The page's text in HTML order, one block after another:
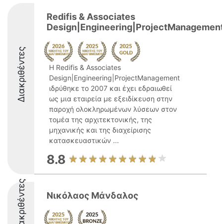
Διακριθέντες
Redifis & Associates
Η Redifis & Associates
Design|Engineering|ProjectManagement
ιδρύθηκε το 2007 και έχει εδραιωθεί
ως μια εταιρεία με εξειδίκευση στην
παροχή ολοκληρωμένων λύσεων στον
τομέα της αρχιτεκτονικής, της
μηχανικής και της διαχείρισης
κατασκευαστικών ...
8.8
Διακριθέντες Νικόλαος Μάνδαλος